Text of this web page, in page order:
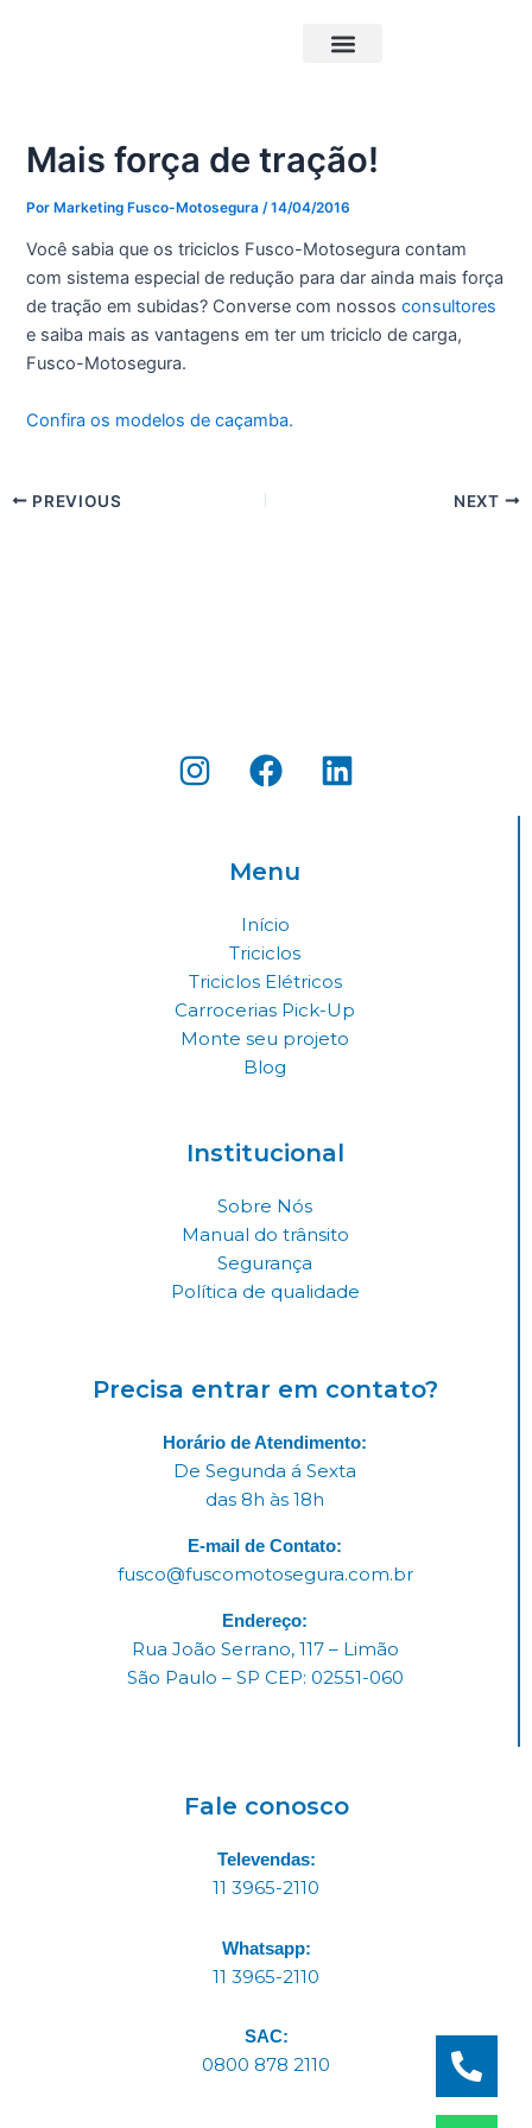
Mais força de tração!
PorMarketing Fusco-Motosegura /14/04/2016
Você sabia que os triciclos Fusco-Motosegura contam
com sistema especial de redução para dar ainda mais força
de tração em subidas? Converse com nossosconsultores
e saiba mais as vantagens em ter um triciclo de carga,
Fusco-Motosegura.
Confira os modelos de caçamba.
PREVIOUS NEXT
I
n
a
m
F
a
b
o
o
k
L
i
n
Menu
Início
Triciclos
Triciclos Elétricos
Carrocerias Pick-Up
Monte seu projeto
Blog
Institucional
Sobre Nós
Manual do trânsito
Segurança
Política de qualidade
Precisa entrar em contato?
Horário de Atendimento:
De Segunda á Sexta
das 8h às 18h
E-mail de Contato:
fusco@fuscomotosegura.com.br
Endereço:
Rua João Serrano, 117 – Limão
São Paulo – SP CEP: 02551-060
Fale conosco
Televendas:
11 3965-2110
Whatsapp:
11 3965-2110
SAC:
0800 878 2110